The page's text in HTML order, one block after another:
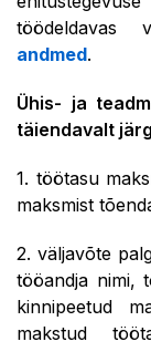
töödeldavas
andmed.
Ühis- ja
täiendavalt
1. töötasu
maksmist
2. väljavõte
tööandja nimi,
kinnipeetud
makstud